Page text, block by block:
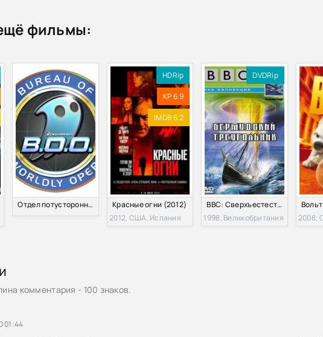
фильмы:
Отдел потусторонних дел (2015)
HDRip
KP 6.9
IMDB 6.2
Красные огни (2012)
2012, США, Испания
DVDRip
BBC: Сверхъестественные силы и явления. Бермудский треугольник (1998)
1998, Великобритания
2008,
комментария - 100 знаков.
01:44